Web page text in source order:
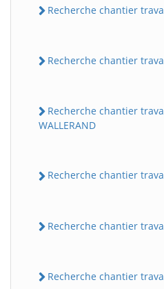
Recherche chantier
Recherche chantier
Recherche chantier
WALLERAND
Recherche chantier
Recherche chantier
Recherche chantier